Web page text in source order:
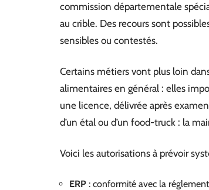
commission départementale
au crible. Des recours sont
sensibles ou contestés.
Certains métiers vont plus loin
alimentaires en général : elles
une licence, délivrée après
d’un étal ou d’un food-truck : la
Voici les autorisations à prévoir
ERP : conformité avec la